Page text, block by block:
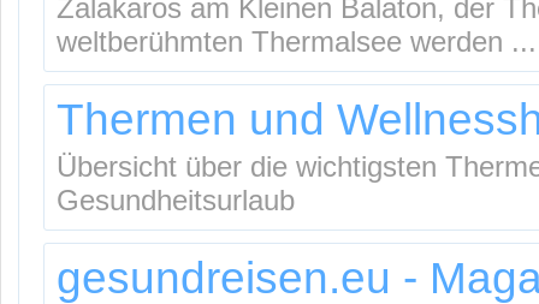
Zalakaros am Kleinen Balaton, der
weltberühmten Thermalsee werden ...
Thermen und
Übersicht über die wichtigsten
Gesundheitsurlaub
gesundreisen.eu -